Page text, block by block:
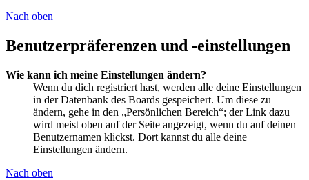
Nach oben
Benutzerpräferenzen und -einstellungen
Wie kann ich meine Einstellungen ändern?
Wenn du dich registriert hast, werden alle deine Einstellungen
in der Datenbank des Boards gespeichert. Um diese zu
ändern, gehe in den „Persönlichen Bereich“; der Link dazu
wird meist oben auf der Seite angezeigt, wenn du auf deinen
Benutzernamen klickst. Dort kannst du alle deine
Einstellungen ändern.
Nach oben